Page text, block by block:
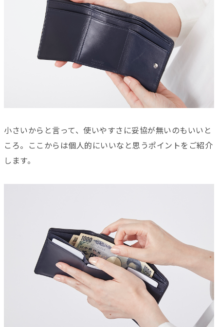
小さいからと言って、使いやすさに妥協が無いのもいいと
ころ。ここからは個人的にいいなと思うポイントをご紹介
します。